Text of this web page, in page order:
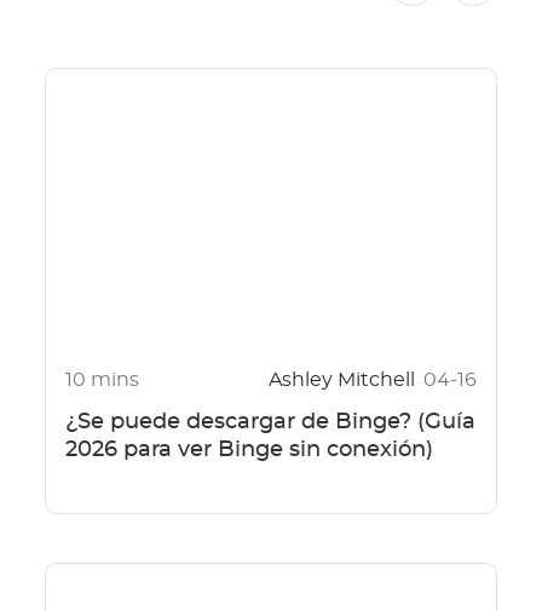
10 mins Ashley Mitchell 04-16
¿Se puede descargar de Binge? (Guía
2026 para ver Binge sin conexión)